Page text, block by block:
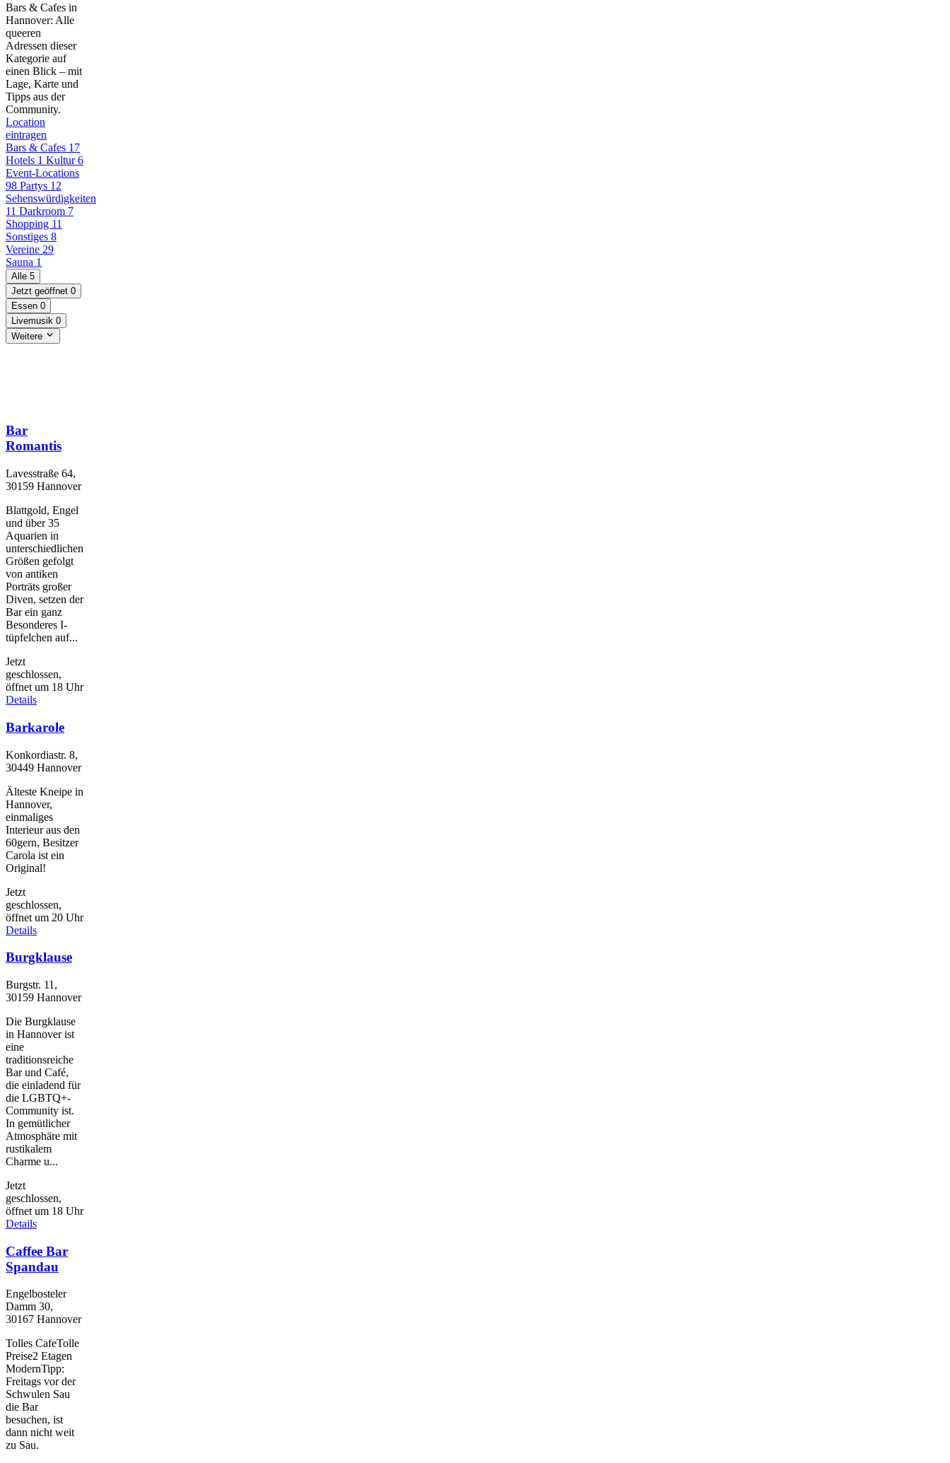
Bars & Cafes in
Hannover: Alle
queeren
Adressen dieser
Kategorie auf
einen Blick – mit
Lage, Karte und
Tipps aus der
Community.
Location
eintragen
Bars & Cafes 17
Hotels 1 Kultur6
Event-Locations
98 Partys 12
Sehenswürdigkeiten
11 Darkroom 7
Shopping 11
Sonstiges 8
Vereine 29
Sauna 1
Alle 5
Jetzt geöffnet 0
Essen 0
Livemusik 0
Weitere
Bar
Romantis
Lavesstraße 64,
30159 Hannover
Blattgold, Engel
und über 35
Aquarien in
unterschiedlichen
Größen gefolgt
von antiken
Porträts großer
Diven, setzen der
Bar ein ganz
Besonderes I-
tüpfelchen auf...
Jetzt
geschlossen,
öffnet um 18 Uhr
Details
Barkarole
Konkordiastr. 8,
30449 Hannover
Älteste Kneipe in
Hannover,
einmaliges
Interieur aus den
60gern, Besitzer
Carola ist ein
Original!
Jetzt
geschlossen,
öffnet um 20 Uhr
Details
Burgklause
Burgstr. 11,
30159 Hannover
Die Burgklause
in Hannover ist
eine
traditionsreiche
Bar und Café,
die einladend für
die LGBTQ+-
Community ist.
In gemütlicher
Atmosphäre mit
rustikalem
Charme u...
Jetzt
geschlossen,
öffnet um 18 Uhr
Details
Caffee Bar
Spandau
Engelbosteler
Damm 30,
30167 Hannover
Tolles CafeTolle
Preise2 Etagen
ModernTipp:
Freitags vor der
Schwulen Sau
die Bar
besuchen, ist
dann nicht weit
zu Sau.